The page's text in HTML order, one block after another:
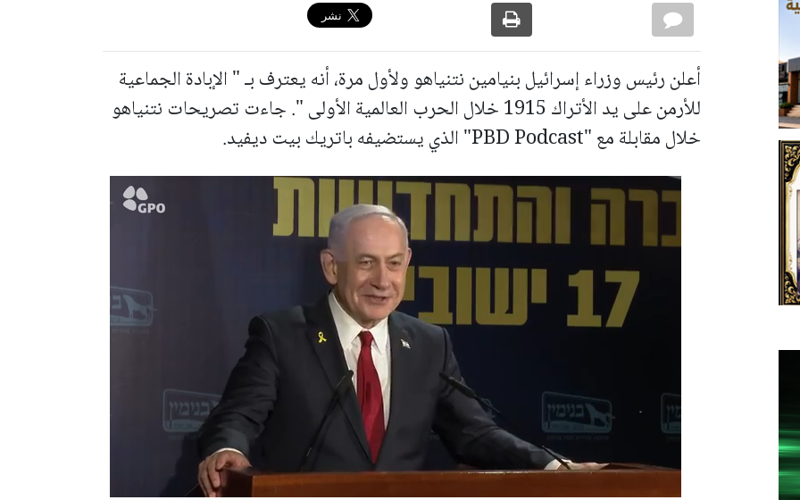
أعلن رئيس وزراء إسرائيل بنيامين نتنياهو ولأول مرة، أنه يعترف بـ " الإبادة الجماعية
للأرمن على يد الأتراك 1915 خلال الحرب العالمية الأولى ". جاءت تصريحات نتنياهو
خلال مقابلة مع "PBD Podcast" الذي يستضيفه باتريك بيت ديفيد.